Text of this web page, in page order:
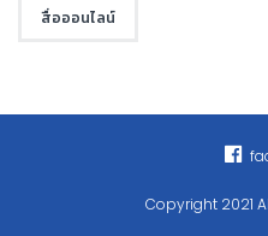
สื่อออนไลน์
Copyright 2021